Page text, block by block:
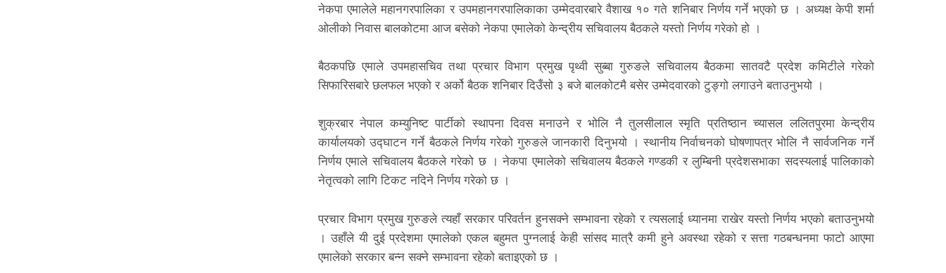
नेकपा एमालेले महानगरपालिका र उपमहानगरपालिकाका उम्मेदवारबारे वैशाख १० गते शनिबार निर्णय गर्ने भएको छ । अध्यक्ष केपी शर्मा
ओलीको निवास बालकोटमा आज बसेको नेकपा एमालेको केन्द्रीय सचिवालय बैठकले यस्तो निर्णय गरेको हो ।
बैठकपछि एमाले उपमहासचिव तथा प्रचार विभाग प्रमुख पृथ्वी सुब्बा गुरुङले सचिवालय बैठकमा सातवटै प्रदेश कमिटीले गरेको
सिफारिसबारे छलफल भएको र अर्को बैठक शनिबार दिउँसो ३ बजे बालकोटमै बसेर उम्मेदवारको टुङ्गो लगाउने बताउनुभयो ।
शुक्रबार नेपाल कम्युनिष्ट पार्टीको स्थापना दिवस मनाउने र भोलि नै तुलसीलाल स्मृति प्रतिष्ठान च्यासल ललितपुरमा केन्द्रीय
कार्यालयको उद्घाटन गर्ने बैठकले निर्णय गरेको गुरुङले जानकारी दिनुभयो । स्थानीय निर्वाचनको घोषणापत्र भोलि नै सार्वजनिक गर्ने
निर्णय एमाले सचिवालय बैठकले गरेको छ । नेकपा एमालेको सचिवालय बैठकले गण्डकी र लुम्बिनी प्रदेशसभाका सदस्यलाई पालिकाको
नेतृत्वको लागि टिकट नदिने निर्णय गरेको छ ।
प्रचार विभाग प्रमुख गुरुङले त्यहाँ सरकार परिवर्तन हुनसक्ने सम्भावना रहेको र त्यसलाई ध्यानमा राखेर यस्तो निर्णय भएको बताउनुभयो
। उहाँले यी दुई प्रदेशमा एमालेको एकल बहुमत पुग्नलाई केही सांसद मात्रै कमी हुने अवस्था रहेको र सत्ता गठबन्धनमा फाटो आएमा
एमालेको सरकार बन्न सक्ने सम्भावना रहेको बताइएको छ ।